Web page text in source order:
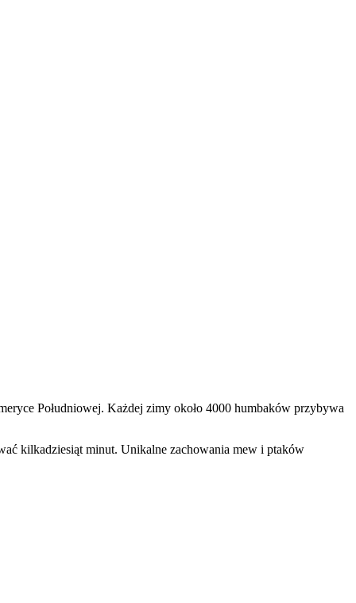
Południowej. Każdej zimy około 4000 humbaków przybywa
kilkadziesiąt minut. Unikalne zachowania mew i ptaków